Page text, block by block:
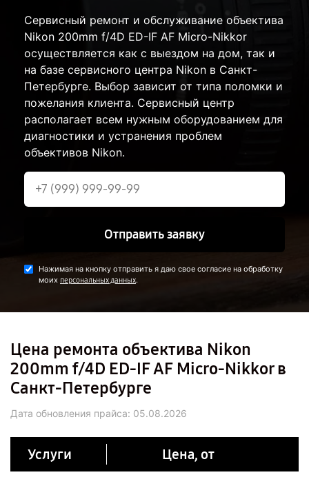
Сервисный ремонт и обслуживание объектива
Nikon 200mm f/4D ED-IF AF Micro-Nikkor
осуществляется как с выездом на дом, так и
на базе сервисного центра Nikon в Санкт-
Петербурге. Выбор зависит от типа поломки и
пожелания клиента. Сервисный центр
располагает всем нужным оборудованием для
диагностики и устранения проблем
объективов Nikon.
Отправить заявку
Нажимая на кнопку отправить я даю свое согласие на обработку
моих персональных данных.
Цена ремонта объектива Nikon
200mm f/4D ED-IF AF Micro-Nikkor в
Санкт-Петербурге
Дата обновления прайса: 05.08.2026
Услуги Цена, от